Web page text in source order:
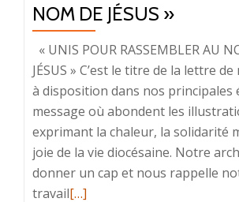
NOM DE JÉSUS »
« UNIS POUR RASSEMBLER AU
JÉSUS » C’est le titre de la lettre
à disposition dans nos principales
message où abondent les
exprimant la chaleur, la solidarité
joie de la vie diocésaine. Notre
donner un cap et nous rappelle
travailEn
[…]